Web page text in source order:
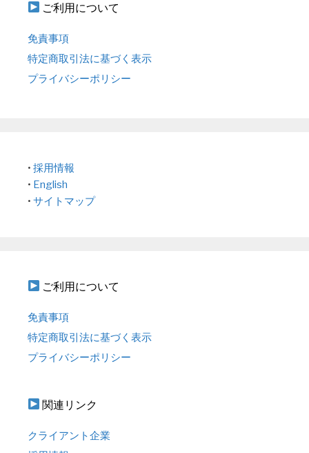
ご利用について
免責事項
特定商取引法に基づく表示
プライバシーポリシー
• 採用情報
• English
• サイトマップ
ご利用について
免責事項
特定商取引法に基づく表示
プライバシーポリシー
関連リンク
クライアント企業